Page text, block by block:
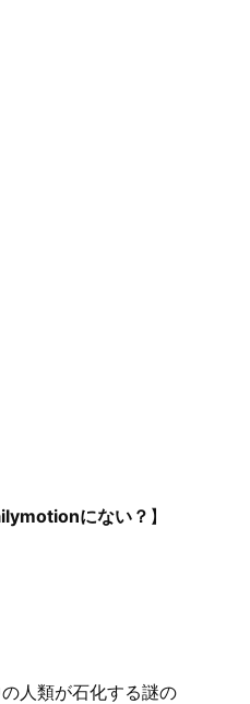
にない？ 】
人類が石化する謎の